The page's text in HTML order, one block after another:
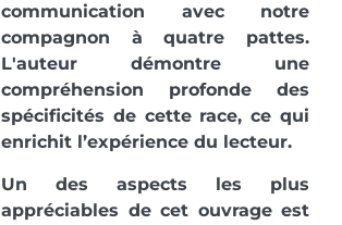
communication avec notre
compagnon à quatre pattes.
L'auteur démontre une
compréhension profonde des
spécificités de cette race, ce qui
enrichit l’expérience du lecteur.
Un des aspects les plus
appréciables de cet ouvrage est